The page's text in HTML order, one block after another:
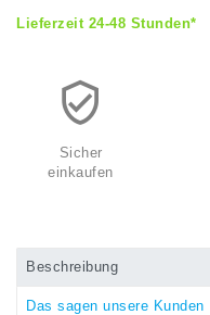
Lieferzeit 24-48 Stunden*
Sicher
einkaufen
Beschreibung
Das sagen unsere Kunden